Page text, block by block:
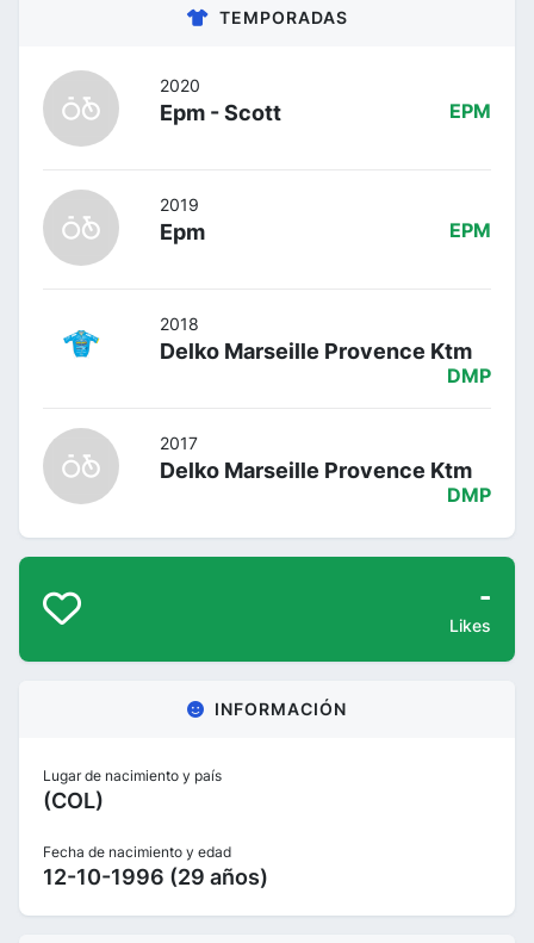
TEMPORADAS
2020
Epm - Scott EPM
2019
Epm EPM
2018
Delko Marseille Provence Ktm
DMP
2017
Delko Marseille Provence Ktm
DMP
-
Likes
INFORMACIÓN
Lugar de nacimiento y país
(COL)
Fecha de nacimiento y edad
12-10-1996 (29 años)